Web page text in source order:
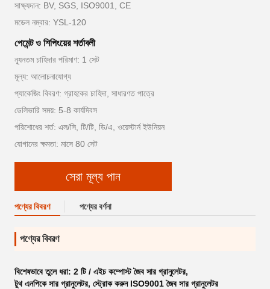
সাক্ষ্যদান: BV, SGS, ISO9001, CE
মডেল নম্বার: YSL-120
পেমেন্ট ও শিপিংয়ের শর্তাবলী
ন্যূনতম চাহিদার পরিমাণ: 1 সেট
মূল্য: আলোচনাযোগ্য
প্যাকেজিং বিবরণ: গ্রাহকের চাহিদা, সাধারণত পাত্রে
ডেলিভারি সময়: 5-8 কার্যদিবস
পরিশোধের শর্ত: এল/সি, টি/টি, ডি/এ, ওয়েস্টার্ন ইউনিয়ন
যোগানের ক্ষমতা: মাসে 80 সেট
সেরা মূল্য পান
পণ্যের বিবরণ পণ্যের বর্ণনা
পণ্যের বিবরণ
বিশেষভাবে তুলে ধরা: 2 টি / এইচ কম্পোস্ট জৈব সার গ্রানুলেটর,
টুথ এনপিকে সার গ্রানুলেটর, স্ট্রোক করুন ISO9001 জৈব সার গ্রানুলেটর